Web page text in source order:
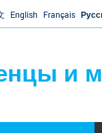
English Français
и